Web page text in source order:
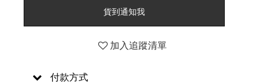
貨到通知我
加入追蹤清單
付款方式